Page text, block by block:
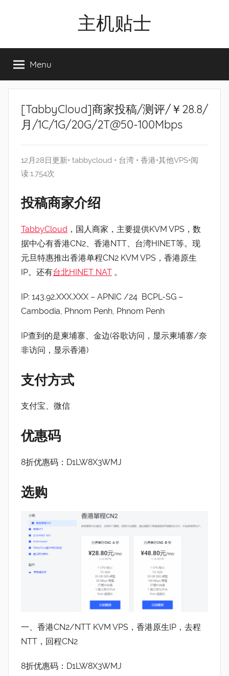
主机贴士
工|BandwagonHost
VPS|Vps|
主
Menu
[TabbyCloud]商家投稿/测评/￥28.8/
月/1C/1G/20G/2T@50-100Mbps
12月28日更新• tabbycloud • 台湾 • 香港•其他VPS•阅
读:1,754次
投稿商家介绍
TabbyCloud ，国人商家，主要提供KVM VPS，数
据中心有香港CN2、香港NTT、台湾HINET等。现
元旦特惠推出香港单程CN2 KVM VPS，香港原生
IP。还有台北HINET NAT 。
IP: 143.92.XXX.XXX – APNIC /24 BCPL-SG –
Cambodia, Phnom Penh, Phnom Penh
IP查到的是柬埔寨、金边(谷歌访问，显示柬埔寨/奈
非访问，显示香港)
支付方式
支付宝、微信
优惠码
8折优惠码：D1LW8X3WMJ
选购
一、香港CN2/NTT KVM VPS，香港原生IP，去程
NTT，回程CN2
8折优惠码：D1LW8X3WMJ